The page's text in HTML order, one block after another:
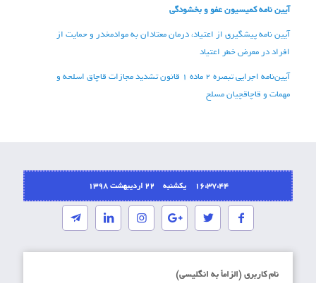
آیین نامه کمیسیون عفو و بخشودگی
آیین نامه پیشگیری از اعتیاد، درمان معتادان به موادمخدر و حمایت از
افراد در معرض خطر اعتیاد
آیین‌نامه اجرایی تبصره 2 ماده 1 قانون تشدید مجازات ‌قاچاق اسلحه و
مهمات و قاچاقچیان مسلح‌
16:37:44 یکشنبه ۲۲ اردیبهشت ۱۳۹۸
نام کاربری (الزاماَ به انگلیسی)